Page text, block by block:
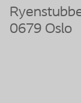
0679 Oslo